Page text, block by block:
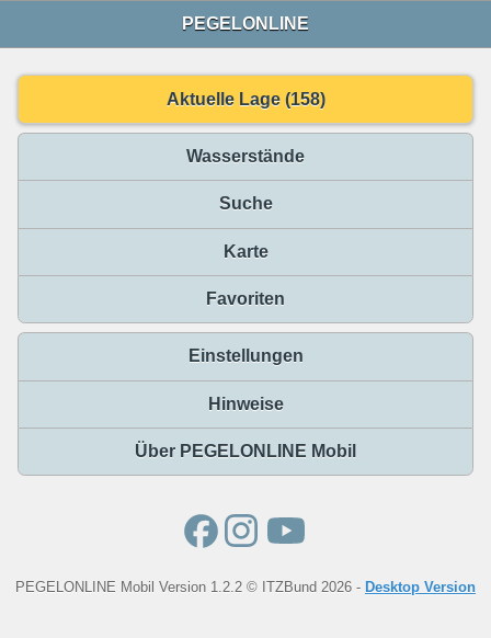
PEGELONLINE
Aktuelle Lage (158)
Wasserstände
Suche
Karte
Favoriten
Einstellungen
Hinweise
Über PEGELONLINE Mobil
PEGELONLINE Mobil Version 1.2.2 © ITZBund 2026 - Desktop Version